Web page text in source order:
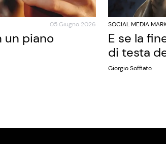
05 Giugno 2026
un piano
SOCIAL MEDIA
E se la
di testa
Giorgio Soffiato